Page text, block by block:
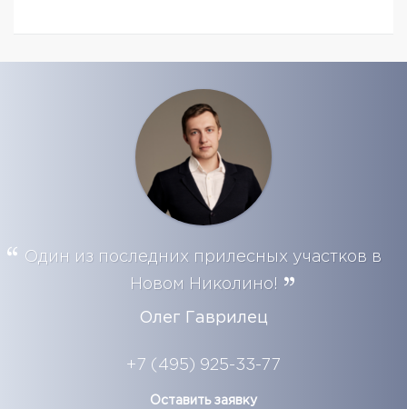
Один из последних прилесных участков в
Новом Николино!
Олег Гаврилец
+7 (495) 925-33-77
Оставить заявку